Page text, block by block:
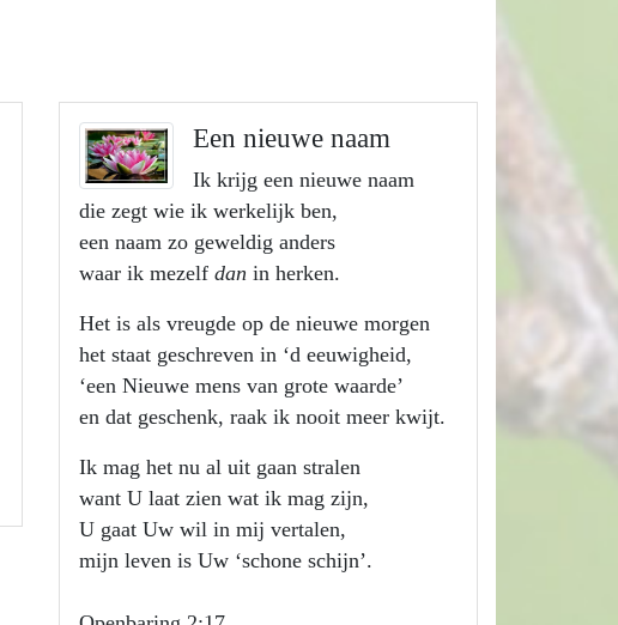
Een nieuwe naam
Ik krijg een nieuwe naam
die zegt wie ik werkelijk ben,
een naam zo geweldig anders
waar ik mezelf dan in herken.
Het is als vreugde op de nieuwe morgen
het staat geschreven in ‘d eeuwigheid,
‘een Nieuwe mens van grote waarde’
en dat geschenk, raak ik nooit meer kwijt.
Ik mag het nu al uit gaan stralen
want U laat zien wat ik mag zijn,
U gaat Uw wil in mij vertalen,
mijn leven is Uw ‘schone schijn’.